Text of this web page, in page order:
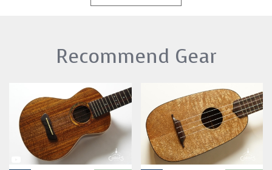
Recommend Gear